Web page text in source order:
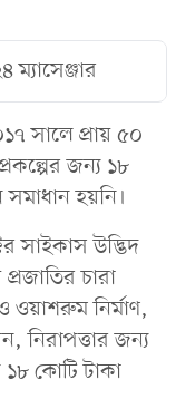
ম্যাসেঞ্জার
সালে প্রায় ৫০
জন্য ১৮
হয়নি।
সাইকাস উদ্ভিদ
চারা
ওয়াশরুম নির্মাণ,
নিরাপত্তার জন্য
১৮ কোটি টাকা